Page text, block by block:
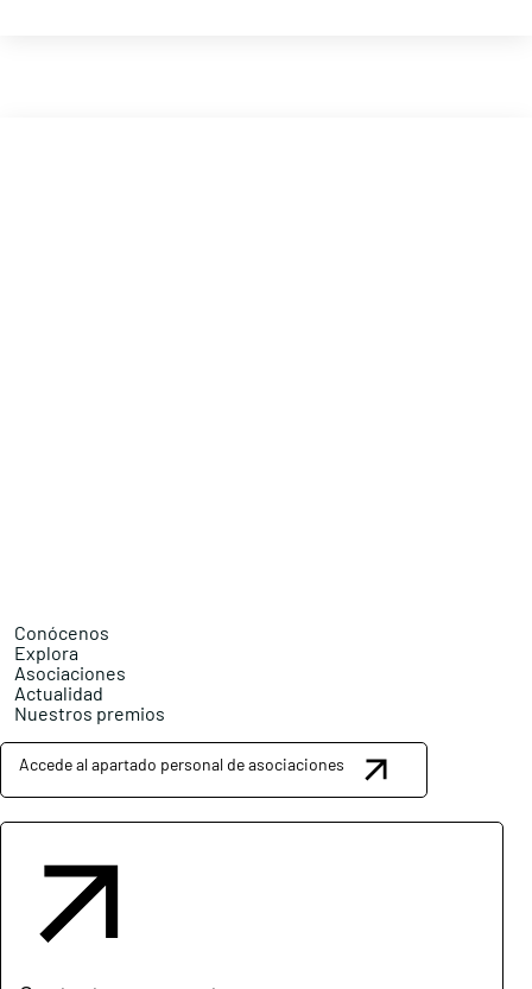
Conócenos
Explora
Asociaciones
Actualidad
Nuestros premios
Accede al apartado personal de asociaciones